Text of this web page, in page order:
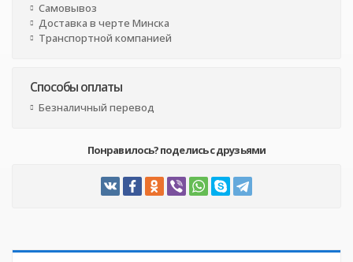
Самовывоз
Доставка в черте Минска
Транспортной компанией
Способы оплаты
Безналичный перевод
Понравилось? поделись с друзьями